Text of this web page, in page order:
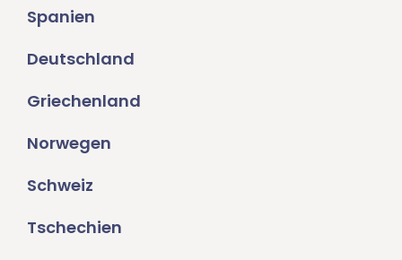
Spanien
Deutschland
Griechenland
Norwegen
Schweiz
Tschechien